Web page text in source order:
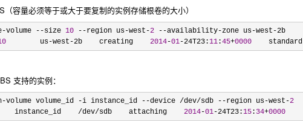
容量必须等于或大于要复制的实例存储根卷的大小）
volume --size 10 --region us-west-2 --availability-zone us-west-2b
        us-west-2b    creating
2014-01-24T23:11 :45+0000
    standard
支持的实例：
volume volume_id -i instance_id --device /dev/sdb --region us-west-2
instance_id /dev/sdb    attaching 2014-01-24T23:15 : 34+0000